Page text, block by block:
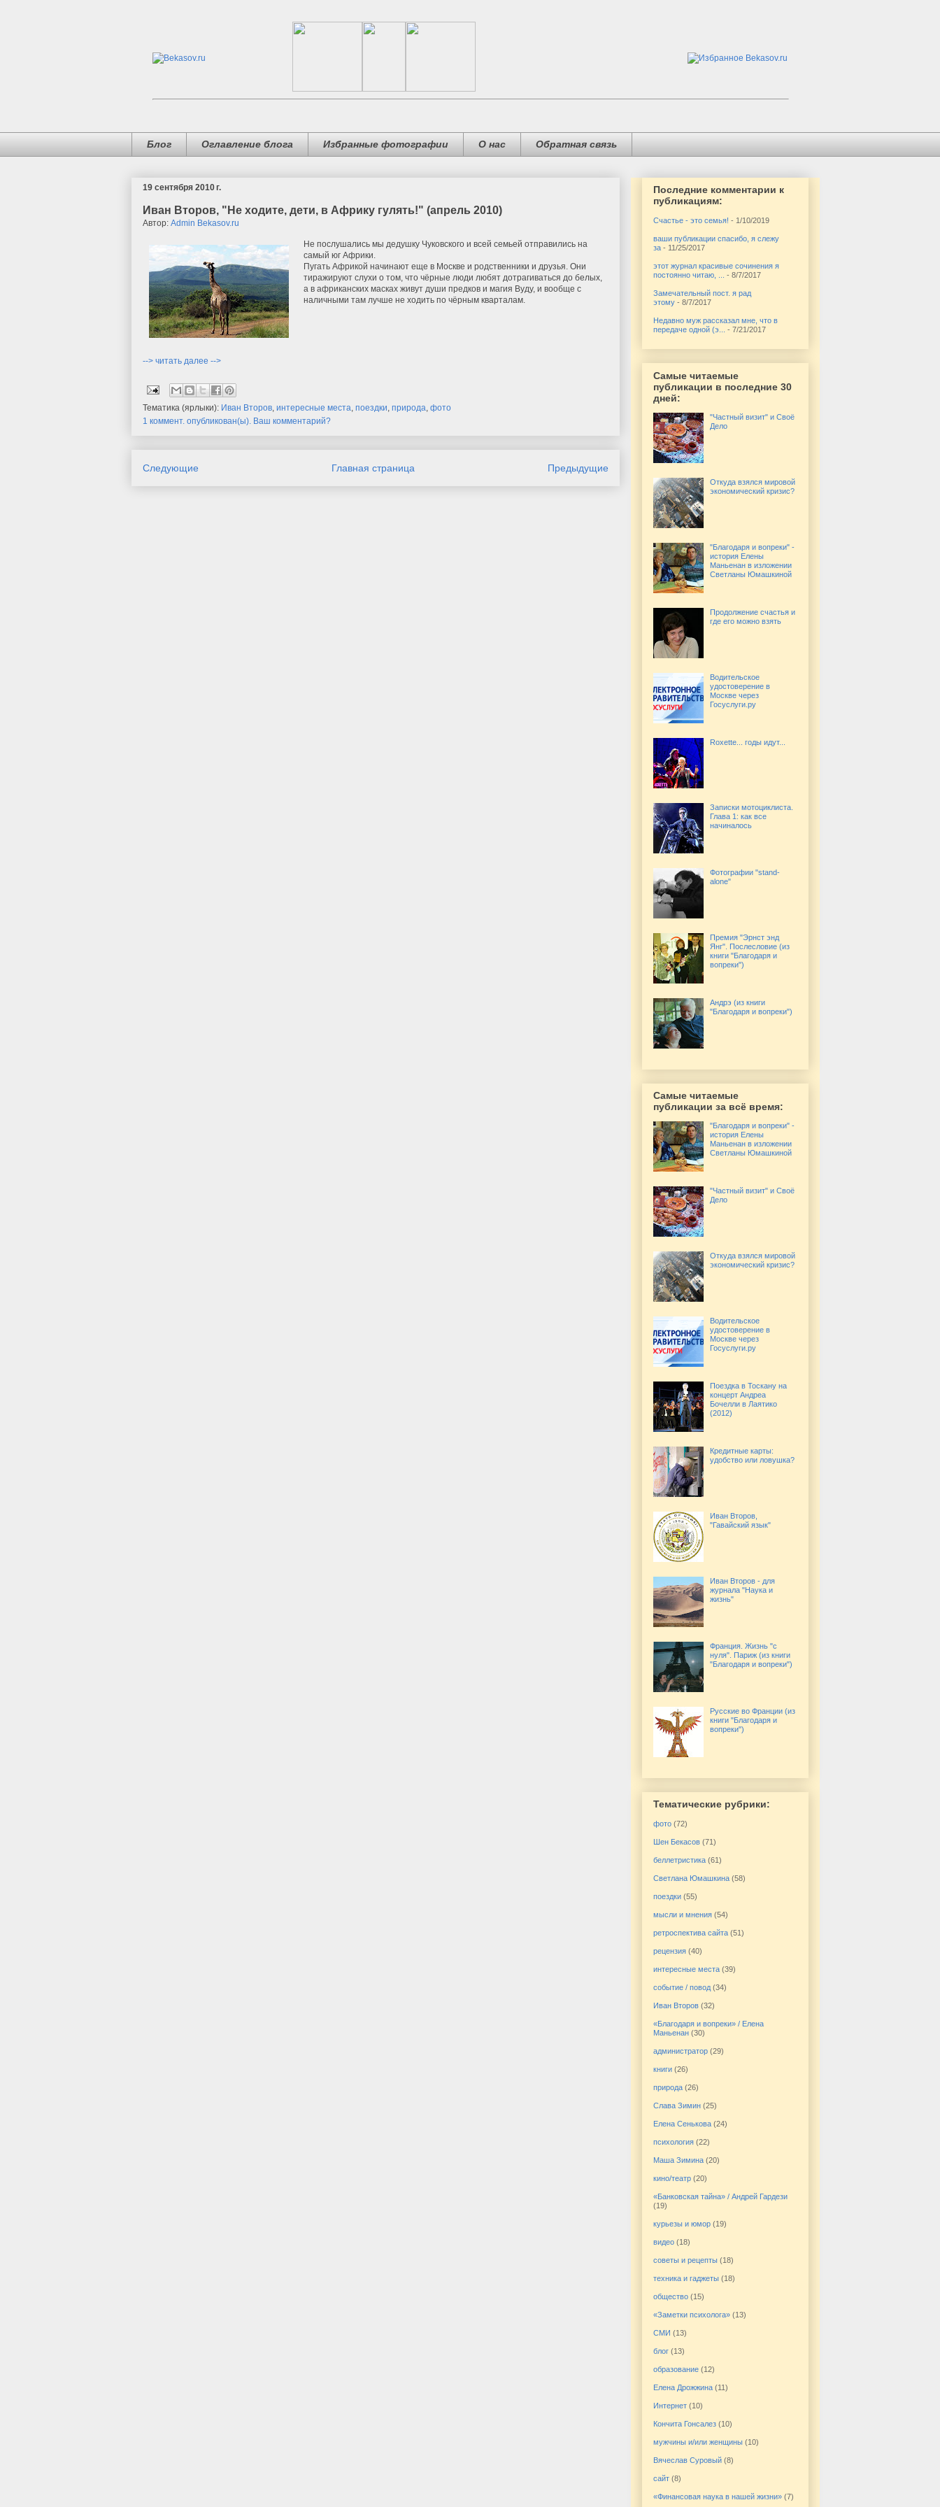
Блог Оглавление блога Избранные фотографии О нас Обратная связь
19 сентября 2010 г.
Иван Второв, "Не ходите, дети, в Африку гулять!" (апрель 2010)
Автор: Admin Bekasov.ru
Не послушались мы дедушку Чуковского и всей семьей отправились на
самый юг Африки.
Пугать Африкой начинают еще в Москве и родственники и друзья. Они
тиражируют слухи о том, что чёрные люди любят дотрагиваться до белых,
а в африканских масках живут души предков и магия Вуду, и вообще с
наличными там лучше не ходить по чёрным кварталам.
--> читать далее -->
Тематика (ярлыки): Иван Второв интересные места поездки природа фото
1 коммент. опубликован(ы). Ваш комментарий?
Следующие Предыдущие
Главная страница
Последние комментарии к
публикациям:
Счастье - это семья! - 1/10/2019
ваши публикации спасибо, я слежу
за - 11/25/2017
этот журнал красивые сочинения я
постоянно читаю, ...
- 8/7/2017
Замечательный пост. я рад
этому - 8/7/2017
Недавно муж рассказал мне, что в
передаче одной (э...
- 7/21/2017
Самые читаемые
публикации в последние 30
дней:
"Частный визит" и Своё
Дело
Откуда взялся мировой
экономический кризис?
"Благодаря и вопреки" -
история Елены
Маньенан в изложении
Светланы Юмашкиной
Продолжение счастья и
где его можно взять
Водительское
удостоверение в
Москве через
Госуслуги.ру
Roxette... годы идут...
Записки мотоциклиста.
Глава 1: как все
начиналось
Фотографии "stand-
alone"
Премия "Эрнст энд
Янг". Послесловие (из
книги "Благодаря и
вопреки")
Андрэ (из книги
"Благодаря и вопреки")
Самые читаемые
публикации за всё время:
"Благодаря и вопреки" -
история Елены
Маньенан в изложении
Светланы Юмашкиной
"Частный визит" и Своё
Дело
Откуда взялся мировой
экономический кризис?
Водительское
удостоверение в
Москве через
Госуслуги.ру
Поездка в Тоскану на
концерт Андреа
Бочелли в Лаятико
(2012)
Кредитные карты:
удобство или ловушка?
Иван Второв,
"Гавайский язык"
Иван Второв - для
журнала "Наука и
жизнь"
Франция. Жизнь "с
нуля". Париж (из книги
"Благодаря и вопреки")
Русские во Франции (из
книги "Благодаря и
вопреки")
Тематические рубрики:
фото (72)
Шен Бекасов (71)
беллетристика (61)
Светлана Юмашкина (58)
поездки (55)
мысли и мнения (54)
ретроспектива сайта (51)
рецензия (40)
интересные места (39)
событие / повод (34)
Иван Второв (32)
«Благодаря и вопреки» / Елена
Маньенан (30)
администратор (29)
книги (26)
природа (26)
Слава Зимин (25)
Елена Сенькова (24)
психология (22)
Маша Зимина (20)
кино/театр (20)
«Банковская тайна» / Андрей Гардези
(19)
курьезы и юмор (19)
видео (18)
советы и рецепты (18)
техника и гаджеты (18)
общество (15)
«Заметки психолога» (13)
СМИ (13)
блог (13)
образование (12)
Елена Дрожжина (11)
Интернет (10)
Кончита Гонсалез (10)
мужчины и/или женщины (10)
Вячеслав Суровый (8)
сайт (8)
«Финансовая наука в нашей жизни» (7)